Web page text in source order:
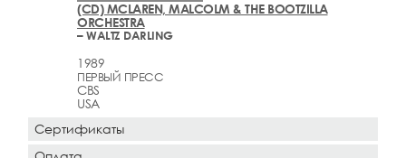
(CD) MCLAREN, MALCOLM & THE BOOTZILLA
ORCHESTRA
– WALTZ DARLING
1989
ПЕРВЫЙ ПРЕСС
CBS
USA
Сертификаты